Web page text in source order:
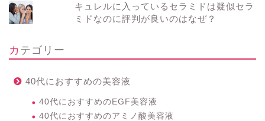
キュレルに入っているセラミドは疑似セラ
ミドなのに評判が良いのはなぜ？
カテゴリー
40代におすすめの美容液
40代におすすめのEGF美容液
40代におすすめのアミノ酸美容液